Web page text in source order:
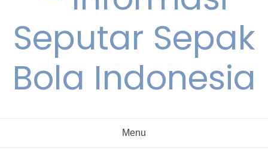
Seputar Sepak
Bola Indonesia
Menu